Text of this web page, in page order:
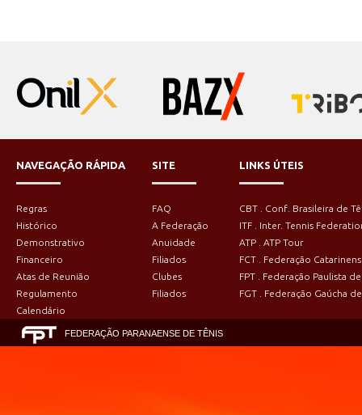
NAVEGAÇÃO RÁPIDA
Regras
Histórico
Demonstrativo
Financeiro
Atas de Reunião
Regulamento
Calendário
SITE
FAQ
A Federação
Anuidade
Filiados
Clubes
Filiados
LINKS ÚTEIS
CBT . Conf. Brasileira de
ITF . Inter. Tennis
ATP . ATP Tour
FCT . Federação
FPT . Federação Paulista
FGT . Federação Gaúcha
FEDERAÇÃO PARANAENSE DE TÊNIS